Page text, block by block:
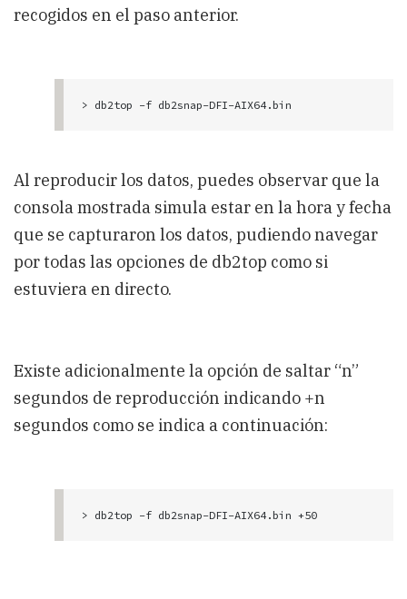
recogidos en el paso anterior.
> db2top -f db2snap-DFI-AIX64.bin
Al reproducir los datos, puedes observar que la
consola mostrada simula estar en la hora y fecha
que se capturaron los datos, pudiendo navegar
por todas las opciones de db2top como si
estuviera en directo.
Existe adicionalmente la opción de saltar “n”
segundos de reproducción indicando +n
segundos como se indica a continuación:
> db2top -f db2snap-DFI-AIX64.bin +50